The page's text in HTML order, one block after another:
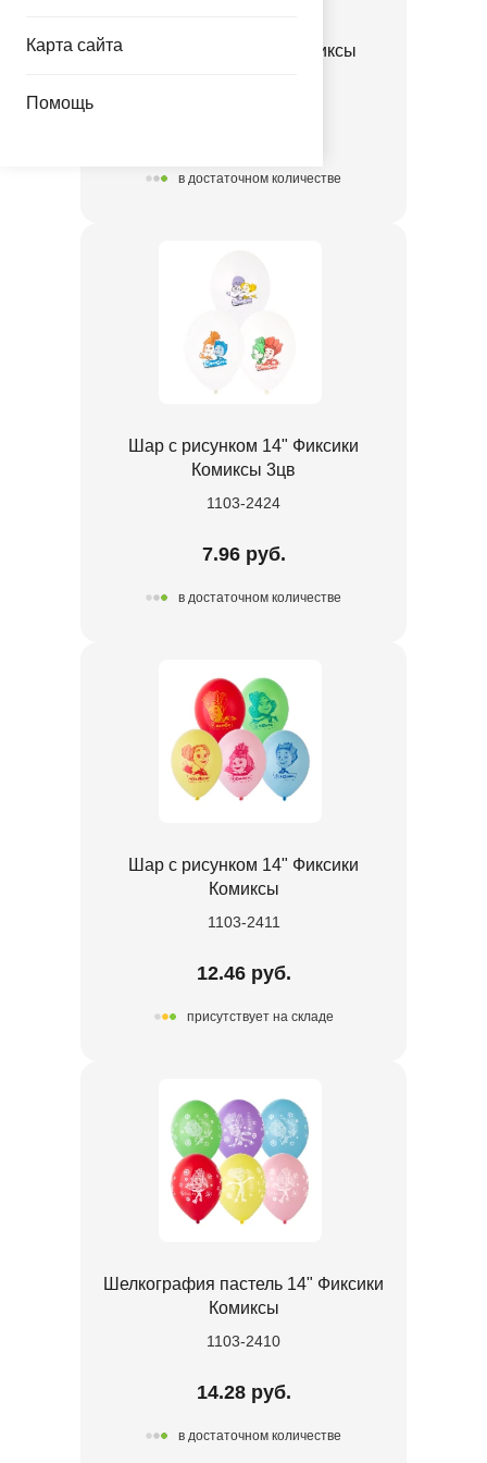
Карта сайта
Помощь
К 18" РУС Фиксики Комиксы
в достаточном количестве
Шар с рисунком 14" Фиксики
Комиксы 3цв
1103-2424
7.96 руб.
в достаточном количестве
Шар с рисунком 14" Фиксики
Комиксы
1103-2411
12.46 руб.
присутствует на складе
Шелкография пастель 14" Фиксики
Комиксы
1103-2410
14.28 руб.
в достаточном количестве